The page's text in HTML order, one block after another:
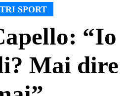
SPORT
“Io
Mai dire